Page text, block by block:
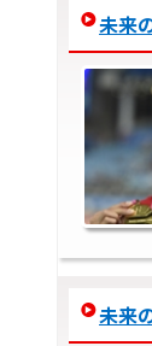
未来
未来